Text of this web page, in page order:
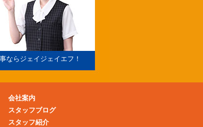
ならジェイジェイエフ！
会社案内
スタッフブログ
スタッフ紹介